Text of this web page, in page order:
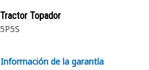
Tractor Topador
5P5S
Información de la garantía